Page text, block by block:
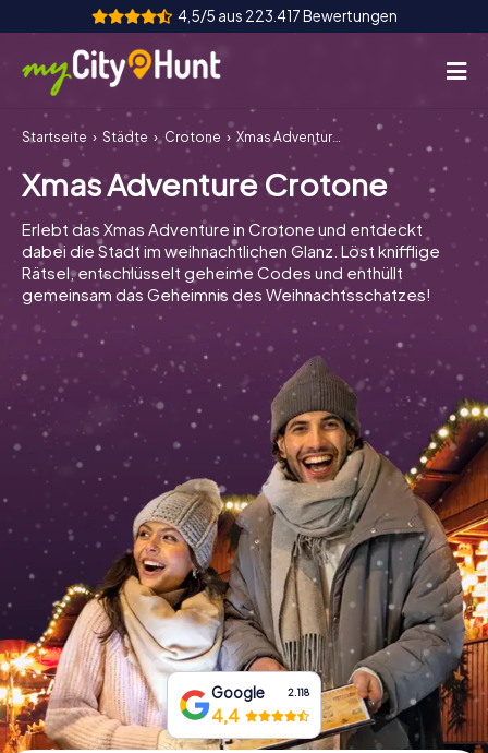
4,5/5 aus 223.417 Bewertungen
So funktioniert's
Städte
Touren
Teamevent
Tickets
INT AT CH
ES
UK
IT
NL
Tickets buchen
Gutscheine bestellen
Startseite Städte Crotone Xmas Adventure Crotone
Xmas Adventure Crotone
Erlebt das Xmas Adventure in Crotone und entdeckt
dabei die Stadt im weihnachtlichen Glanz. Löst knifflige
Rätsel, entschlüsselt geheime Codes und enthüllt
gemeinsam das Geheimnis des Weihnachtsschatzes!
Google 2.118
4,4